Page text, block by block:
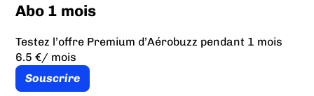
Abo 1 mois
Testez l’offre Premium d’Aérobuzz pendant 1 mois
6.5 €/ mois
Souscrire